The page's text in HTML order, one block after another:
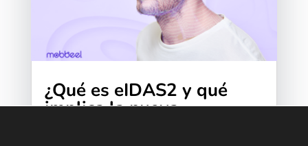
¿Qué es eIDAS2 y qué
implica la nueva